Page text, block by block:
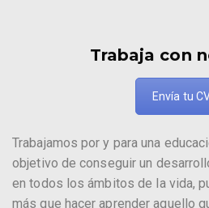
Trabaja con
Envía tu
Trabajamos por y para una
objetivo de conseguir un
en todos los ámbitos de la vida,
más que hacer aprender aquello